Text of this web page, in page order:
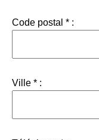
Code postal * :
Ville * :